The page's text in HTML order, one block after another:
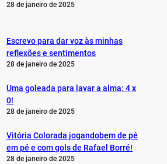
28 de janeiro de 2025
Escrevo para dar voz às minhas
reflexões e sentimentos
28 de janeiro de 2025
Uma goleada para lavar a alma: 4 x
0!
28 de janeiro de 2025
Vitória Colorada jogandobem de pé
em pé e com gols de Rafael Borré!
28 de janeiro de 2025